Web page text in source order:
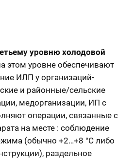
уровню холодовой
этом уровне обеспечивают
ИЛП у организаций-
и районные/сельские
медорганизации, ИП с
операции, связанные с
на месте : соблюдение
(обычно +2…+8 °C либо
раздельное